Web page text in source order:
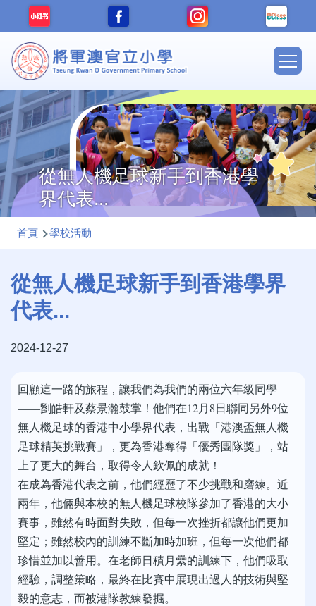
移至主內容
Main
從無人機足球新手到香港學
界代表...
導
連
結
首頁 學校活動
從無人機足球新手到香港學界
代表...
2024-12-27
回顧這一路的旅程，讓我們為我們的兩位六年級同學
——劉皓軒及蔡景瀚鼓掌！他們在12月8日聯同另外9位
無人機足球的香港中小學界代表，出戰「港澳盃無人機
足球精英挑戰賽」，更為香港奪得「優秀團隊獎」，站
上了更大的舞台，取得令人欽佩的成就！
在成為香港代表之前，他們經歷了不少挑戰和磨練。近
兩年，他倆與本校的無人機足球校隊參加了香港的大小
賽事，雖然有時面對失敗，但每一次挫折都讓他們更加
堅定；雖然校內的訓練不斷加時加班，但每一次他們都
珍惜並加以善用。在老師日積月纍的訓練下，他們吸取
經驗，調整策略，最終在比賽中展現出過人的技術與堅
毅的意志，而被港隊教練發掘。